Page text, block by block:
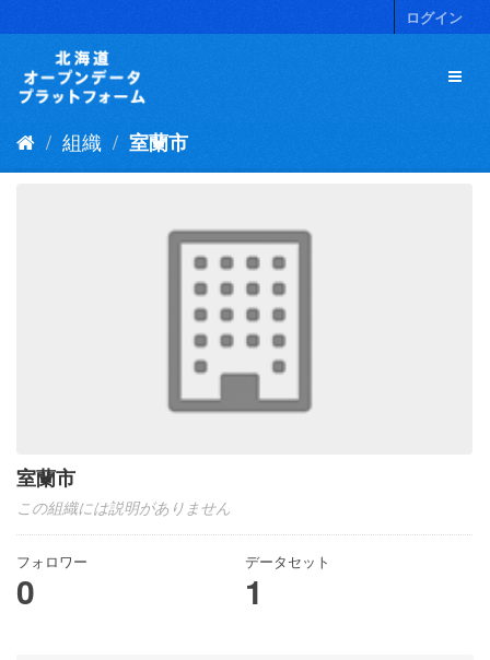
キ
ログイン
組織 室蘭市
室蘭市
この組織には説明がありません
フォロワー
0
データセット
1